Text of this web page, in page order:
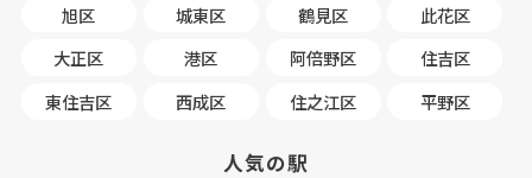
旭区
城東区 鶴見区
此花区
大正区
港区 阿倍野区
住吉区
東住吉区
西成区 住之江区 平野区
人気の駅